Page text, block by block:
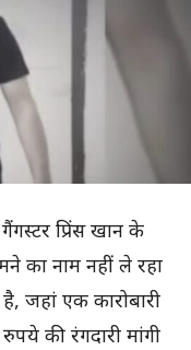
गैंगस्टर प्रिंस खान के
का नाम नहीं ले रहा
है, जहां एक कारोबारी
की रंगदारी मांगी